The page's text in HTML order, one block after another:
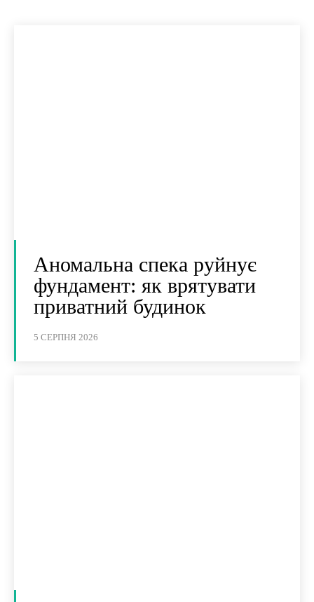
Аномальна спека руйнує
фундамент: як врятувати
приватний будинок
5 СЕРПНЯ 2026